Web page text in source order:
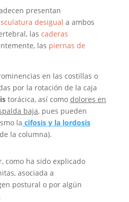
presentan
desigual a ambos
las caderas
las piernas de
en las costillas o
por la rotación de la caja
torácica, así como dolores en
baja, pues pueden
la cifosis y la lordosis
la columna).
como ha sido explicado
asociada a
postural o por algún